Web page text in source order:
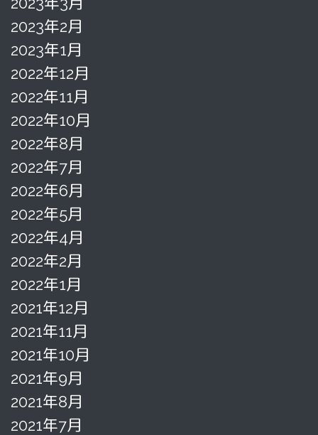
2023年2月
2023年1月
2022年12月
2022年11月
2022年10月
2022年8月
2022年7月
2022年6月
2022年5月
2022年4月
2022年2月
2022年1月
2021年12月
2021年11月
2021年10月
2021年9月
2021年8月
2021年7月